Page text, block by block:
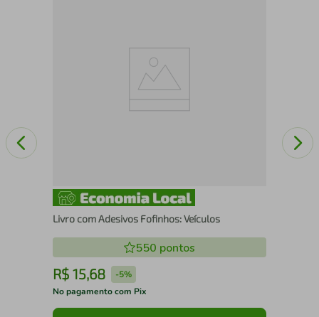
Livro com Adesivos Fofinhos: Veículos
550 pontos
R$ 15,68 -5%
No pagamento com Pix